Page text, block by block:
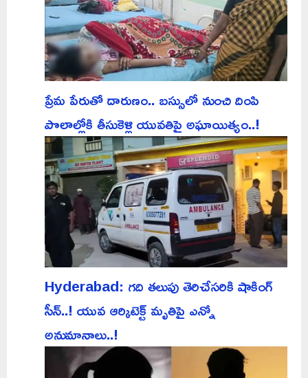
ప్రేమ పేరుతో దారుణం.. బస్సులో నుంచి దింపి
పొలాల్లోకి తీసుకెళ్లి యువతిపై అఘాయిత్యం..!
Hyderabad: గది తలుపు తెరిచేసరికి షాకింగ్
సీన్..! యువ ఆర్కిటెక్ట్ మృతిపై ఎన్నో
అనుమానాలు..!